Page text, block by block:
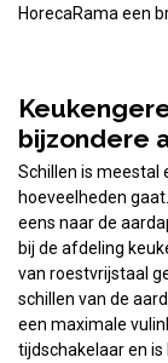
HorecaRama een
bijzondere
Schillen is meestal
hoeveelheden
eens naar de
bij de afdeling
van roestvrijstaal
schillen van de
een maximale
tijdschakelaar en